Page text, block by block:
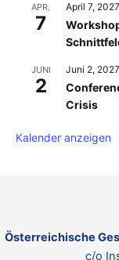
APR.
7
April 7, 2027
JUNI
2
Juni 2, 2027
Crisis
Kalender anzeigen
Österreichische
c/o